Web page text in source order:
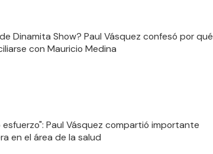
Dinamita Show? Paul Vásquez confesó por qué
con Mauricio Medina
Paul Vásquez compartió importante
en el área de la salud